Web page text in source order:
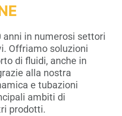
anni in numerosi settori
Offriamo soluzioni
di fluidi, anche in
alla nostra
e tubazioni
ambiti di
prodotti.